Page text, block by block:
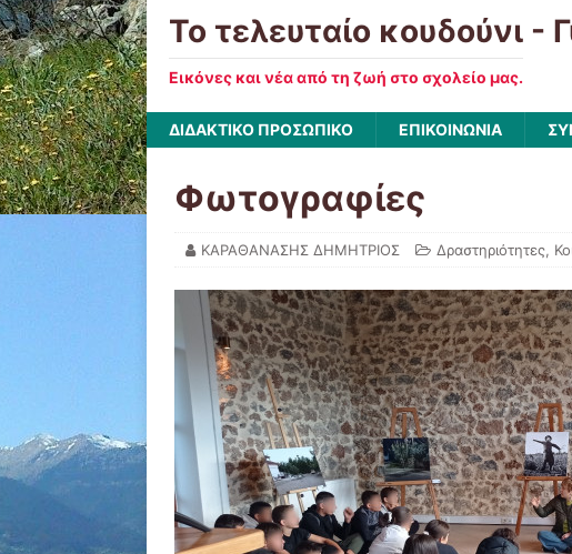
Το τελευταίο κουδούνι -
Εικόνες και νέα από τη ζωή στο σχολείο μας.
ΔΙΔΑΚΤΙΚΟ ΠΡΟΣΩΠΙΚΟ ΕΠΙΚΟΙΝΩΝΙΑ
Φωτογραφίες
ΚΑΡΑΘΑΝΑΣΗΣ ΔΗΜΗΤΡΙΟΣ Δραστηριότητες,